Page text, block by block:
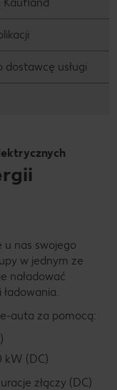
usługi
u nas swojego
w jednym ze
naładować
auta za pomocą:
kW (DC)
złączy (DC)